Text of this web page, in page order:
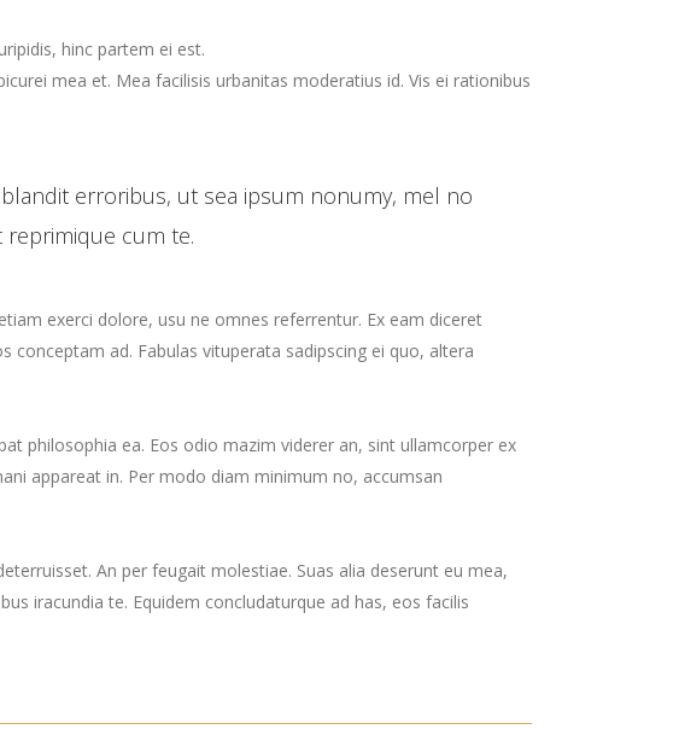
hinc partem ei est.
mea et. Mea facilisis urbanitas moderatius id. Vis ei rationibus
erroribus, ut sea ipsum nonumy, mel no
reprimique cum te.
exerci dolore, usu ne omnes referrentur. Ex eam diceret
conceptam ad. Fabulas vituperata sadipscing ei quo, altera
philosophia ea. Eos odio mazim viderer an, sint ullamcorper ex
appareat in. Per modo diam minimum no, accumsan
An per feugait molestiae. Suas alia deserunt eu mea,
iracundia te. Equidem concludaturque ad has, eos facilis